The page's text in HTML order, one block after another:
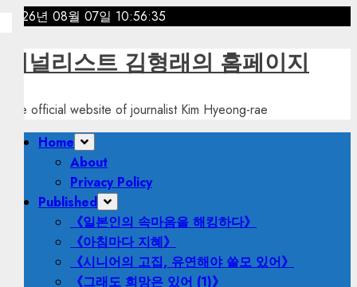
Skip
content
2026년 08월 07일 10:56:37
저널리스트 김형래의 홈페이지
The official website of journalist Kim Hyeong-rae
PrimaryHome
About
Privacy Policy
Published
《일본인의 속마음을 해킹하다》
《아침마다 지혜》
《시니어의 고집, 유연해야 쓸모 있어》
《그래도 희망은 있어 (1)》